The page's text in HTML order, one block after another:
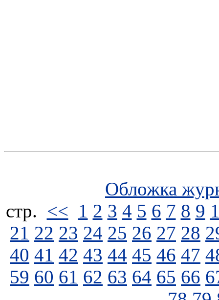
Обложка
стp. << 1 2 3 4 5 6 7 8 9
21 22 23 24 25 26 27 28
40 41 42 43 44 45 46 47
59 60 61 62 63 64 65 66